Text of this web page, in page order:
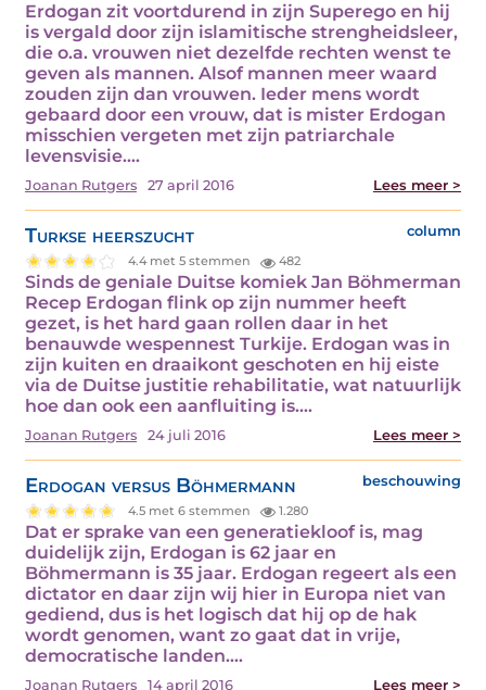
Erdogan zit voortdurend in zijn Superego en hij
is vergald door zijn islamitische strengheidsleer,
die o.a. vrouwen niet dezelfde rechten wenst te
geven als mannen. Alsof mannen meer waard
zouden zijn dan vrouwen. Ieder mens wordt
gebaard door een vrouw, dat is mister Erdogan
misschien vergeten met zijn patriarchale
levensvisie.…
Joanan Rutgers 27 april 2016 Lees meer >
Turkse heerszucht column
4.4 met 5 stemmen 482
Sinds de geniale Duitse komiek Jan Böhmerman
Recep Erdogan flink op zijn nummer heeft
gezet, is het hard gaan rollen daar in het
benauwde wespennest Turkije. Erdogan was in
zijn kuiten en draaikont geschoten en hij eiste
via de Duitse justitie rehabilitatie, wat natuurlijk
hoe dan ook een aanfluiting is.…
Joanan Rutgers 24 juli 2016 Lees meer >
Erdogan versus Böhmermann beschouwing
4.5 met 6 stemmen 1.280
Dat er sprake van een generatiekloof is, mag
duidelijk zijn, Erdogan is 62 jaar en
Böhmermann is 35 jaar. Erdogan regeert als een
dictator en daar zijn wij hier in Europa niet van
gediend, dus is het logisch dat hij op de hak
wordt genomen, want zo gaat dat in vrije,
democratische landen.…
Joanan Rutgers 14 april 2016 Lees meer >